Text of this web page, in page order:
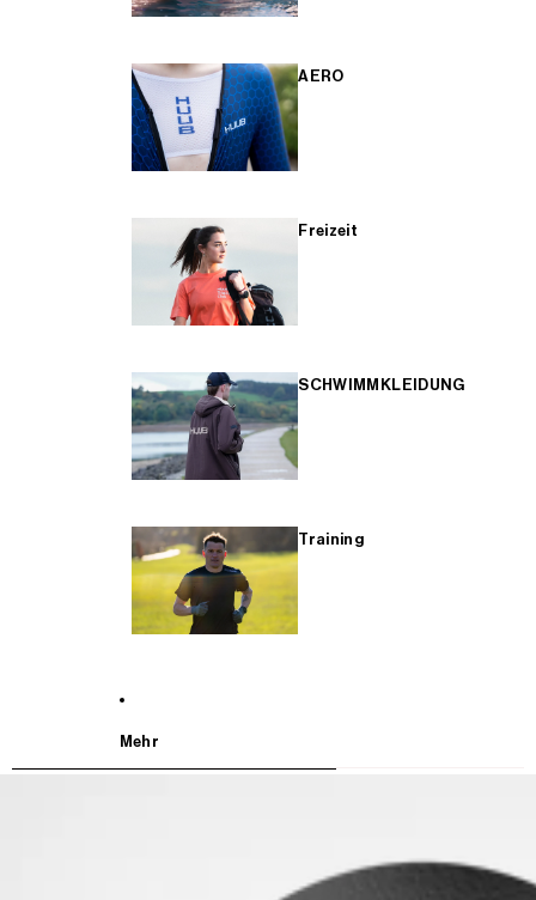
AERO
Freizeit
SCHWIMMKLEIDUNG
Training
Mehr
WEITER ZU DEN PRODUKTINFORMATIONEN